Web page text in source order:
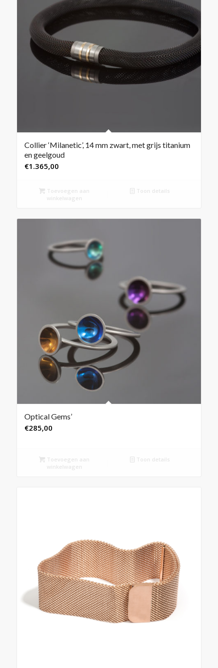
Collier ‘Milanetic’, 14 mm zwart, met grijs titanium
en geelgoud
€1.365,00
Toevoegen aan
winkelwagen
Toon details
Optical Gems’
€285,00
Toevoegen aan
winkelwagen
Toon details